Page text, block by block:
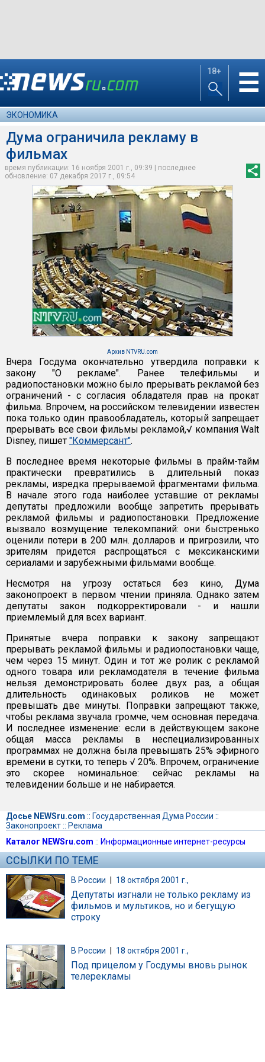
18+ ☰
ЭКОНОМИКА
Дума ограничила рекламу в
фильмах
время публикации: 16 ноября 2001 г., 09:39 | последнее
обновление: 07 декабря 2017 г., 09:54
Архив NTVRU.com
Вчера Госдума окончательно утвердила поправки к
закону "О рекламе". Ранее телефильмы и
радиопостановки можно было прерывать рекламой без
ограничений - с согласия обладателя прав на прокат
фильма. Впрочем, на российском телевидении известен
пока только один правообладатель, который запрещает
прерывать все свои фильмы рекламой,√ компания Walt
Disney, пишет "Коммерсант".
В последнее время некоторые фильмы в прайм-тайм
практически превратились в длительный показ
рекламы, изредка прерываемой фрагментами фильма.
В начале этого года наиболее уставшие от рекламы
депутаты предложили вообще запретить прерывать
рекламой фильмы и радиопостановки. Предложение
вызвало возмущение телекомпаний: они быстренько
оценили потери в 200 млн. долларов и пригрозили, что
зрителям придется распрощаться с мексиканскими
сериалами и зарубежными фильмами вообще.
Несмотря на угрозу остаться без кино, Дума
законопроект в первом чтении приняла. Однако затем
депутаты закон подкорректировали - и нашли
приемлемый для всех вариант.
Принятые вчера поправки к закону запрещают
прерывать рекламой фильмы и радиопостановки чаще,
чем через 15 минут. Один и тот же ролик с рекламой
одного товара или рекламодателя в течение фильма
нельзя демонстрировать более двух раз, а общая
длительность одинаковых роликов не может
превышать две минуты. Поправки запрещают также,
чтобы реклама звучала громче, чем основная передача.
И последнее изменение: если в действующем законе
общая масса рекламы в неспециализированных
программах не должна была превышать 25% эфирного
времени в сутки, то теперь √ 20%. Впрочем, ограничение
это скорее номинальное: сейчас рекламы на
телевидении больше и не набирается.
Досье NEWSru.com :: Государственная Дума России ::
Законопроект:: Реклама
Каталог NEWSru.com :: Информационные интернет-ресурсы
ССЫЛКИ ПО ТЕМЕ
В России | 18 октября 2001 г.,
Депутаты изгнали не только рекламу из
фильмов и мультиков, но и бегущую
строку
В России 18 октября 2001 г.,
Под прицелом у Госдумы вновь рынок
телерекламы